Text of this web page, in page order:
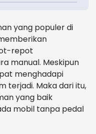
yang populer di
repot
manual. Meskipun
menghadapi
terjadi. Maka dari itu,
yang baik
mobil tanpa pedal